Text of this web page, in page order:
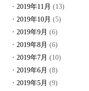
2019年11月 (13)
2019年10月 (5)
2019年9月 (6)
2019年8月 (6)
2019年7月 (10)
2019年6月 (8)
2019年5月 (9)